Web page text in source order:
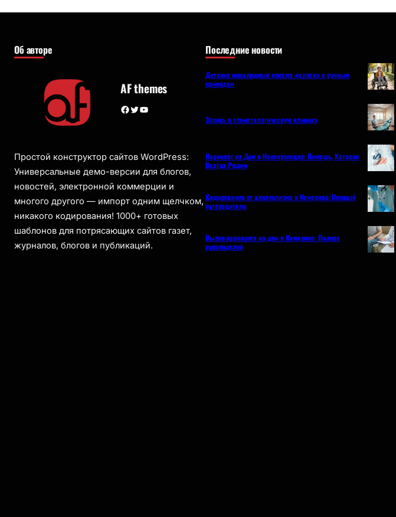
Об авторе
AF themes
Facebook Twitter YouTube
Простой конструктор сайтов WordPress:
Универсальные демо-версии для блогов,
новостей, электронной коммерции и
многого другого — импорт одним щелчком,
никакого кодирования! 1000+ готовых
шаблонов для потрясающих сайтов газет,
журналов, блогов и публикаций.
Последние новости
Детские инвалидные кресла-коляски с ручным
приводом
Запись в стоматологическую клинику
Нарколог на Дом в Новокузнецке: Помощь, Которая
Всегда Рядом
Кодирование от алкоголизма в Кемерово: Полный
путеводитель
Вызов нарколога на дом в Кемерово: Полное
руководство